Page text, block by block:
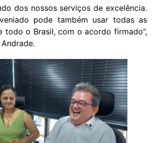
dos nossos serviços de excelência.
pode também usar todas as
todo o Brasil, com o acordo firmado”,